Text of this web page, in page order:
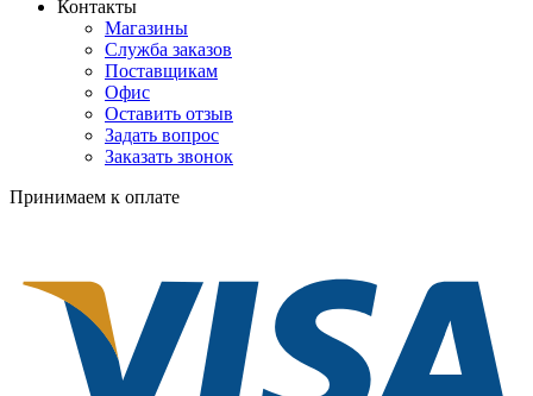
Контакты
Магазины
Служба заказов
Поставщикам
Офис
Оставить отзыв
Задать вопрос
Заказать звонок
Принимаем к оплате